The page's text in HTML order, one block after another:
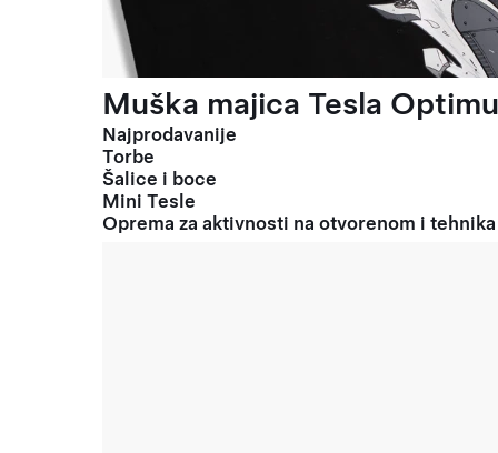
Muška majica Tesla
Najprodavanije
Torbe
Šalice i boce
Mini Tesle
Oprema za aktivnosti na otvorenom i tehnika